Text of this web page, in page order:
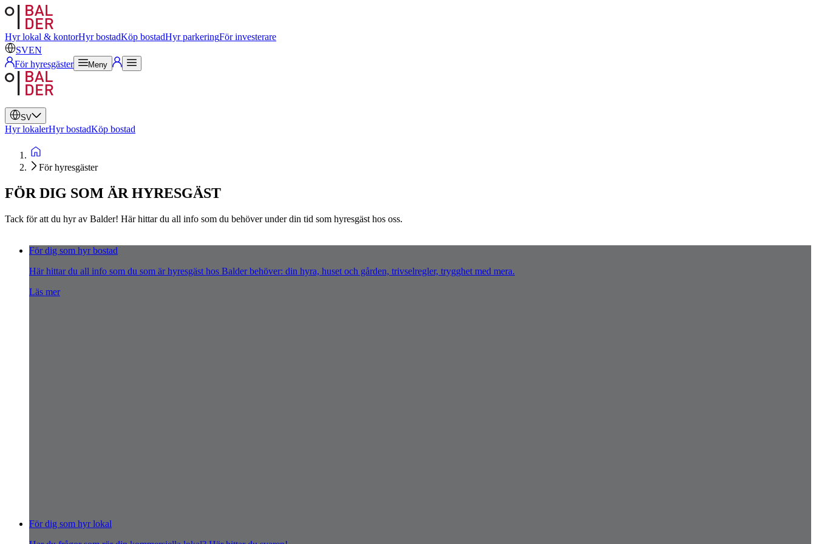
Hyr lokal & kontorHyr bostadKöp bostadHyr parkeringFör investerare
SVEN
För hyresgäster
Meny
SV
Svenska
Engelska
Hyr lokalerHyr bostadKöp bostad
För hyresgäster
FÖR DIG SOM ÄR HYRESGÄST
Tack för att du hyr av Balder! Här hittar du all info som du behöver under din tid som hyresgäst hos oss.
För dig som hyr bostad
Här hittar du all info som du som är hyresgäst hos Balder behöver: din hyra, huset och gården, trivselregler, trygghet med mera.
Läs mer
För dig som hyr lokal